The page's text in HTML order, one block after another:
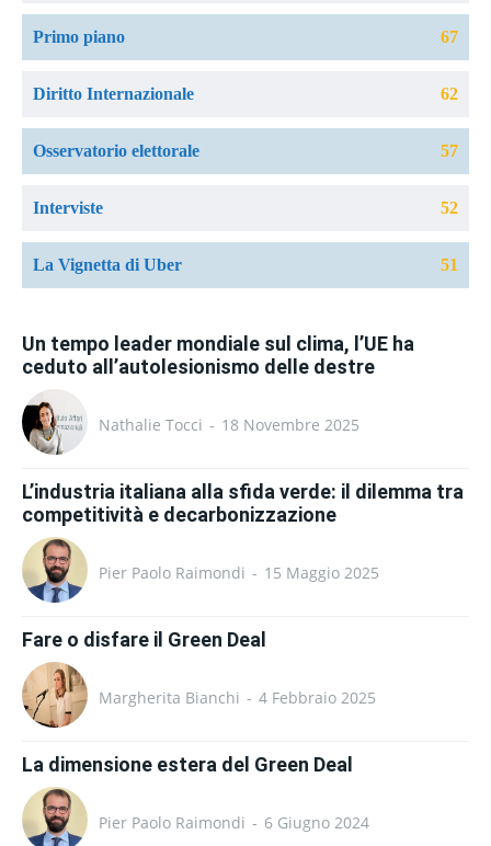
Primo piano 67
Diritto Internazionale 62
Osservatorio elettorale 57
Interviste 52
La Vignetta di Uber 51
Un tempo leader mondiale sul clima, l’UE ha
ceduto all’autolesionismo delle destre
Nathalie Tocci - 18 Novembre 2025
L’industria italiana alla sfida verde: il dilemma tra
competitività e decarbonizzazione
Pier Paolo Raimondi - 15 Maggio 2025
Fare o disfare il Green Deal
Margherita Bianchi - 4 Febbraio 2025
La dimensione estera del Green Deal
Pier Paolo Raimondi - 6 Giugno 2024